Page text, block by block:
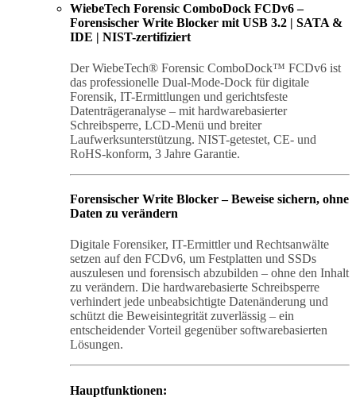
WiebeTech Forensic ComboDock FCDv6 –
Forensischer Write Blocker mit USB 3.2 | SATA &
IDE | NIST-zertifiziert
Der WiebeTech® Forensic ComboDock™ FCDv6 ist
das professionelle Dual-Mode-Dock für digitale
Forensik, IT-Ermittlungen und gerichtsfeste
Datenträgeranalyse – mit hardwarebasierter
Schreibsperre, LCD-Menü und breiter
Laufwerksunterstützung. NIST-getestet, CE- und
RoHS-konform, 3 Jahre Garantie.
Forensischer Write Blocker – Beweise sichern, ohne
Daten zu verändern
Digitale Forensiker, IT-Ermittler und Rechtsanwälte
setzen auf den FCDv6, um Festplatten und SSDs
auszulesen und forensisch abzubilden – ohne den Inhalt
zu verändern. Die hardwarebasierte Schreibsperre
verhindert jede unbeabsichtigte Datenänderung und
schützt die Beweisintegrität zuverlässig – ein
entscheidender Vorteil gegenüber softwarebasierten
Lösungen.
Hauptfunktionen: